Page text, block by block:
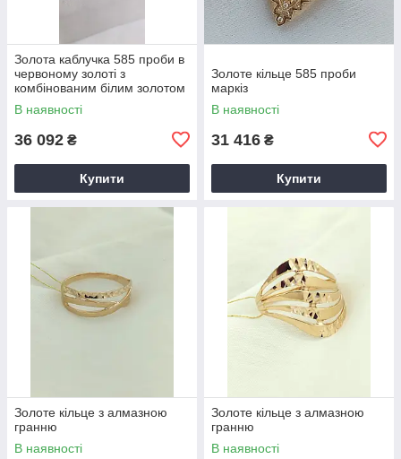
Золота каблучка 585 проби в
червоному золоті з
комбінованим білим золотом
В наявності
36 092 ₴
Купити
Золоте кільце 585 проби
маркіз
В наявності
31 416 ₴
Купити
Золоте кільце з алмазною
гранню
В наявності
Золоте кільце з алмазною
гранню
В наявності